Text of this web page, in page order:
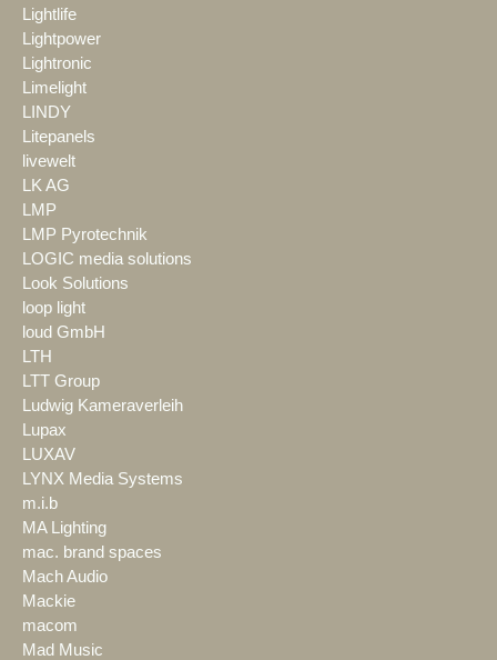
Lightlife
Lightpower
Lightronic
Limelight
LINDY
Litepanels
livewelt
LK AG
LMP
LMP Pyrotechnik
LOGIC media solutions
Look Solutions
loop light
loud GmbH
LTH
LTT Group
Ludwig Kameraverleih
Lupax
LUXAV
LYNX Media Systems
m.i.b
MA Lighting
mac. brand spaces
Mach Audio
Mackie
macom
Mad Music